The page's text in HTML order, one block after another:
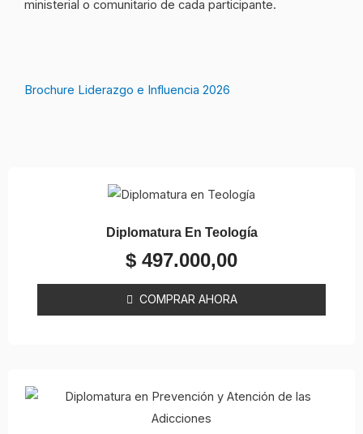
ministerial o comunitario de cada participante.
Brochure Liderazgo e Influencia 2026
Diplomatura En Teología
$ 497.000,00
COMPRAR AHORA